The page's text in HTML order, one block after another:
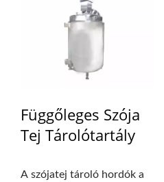
Függőleges Szója
Tej Tárolótartály
A szójatej tároló hordók a